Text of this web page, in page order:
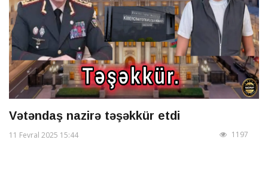
Vətəndaş nazirə təşəkkür etdi
11 Fevral 2025 15:44 1197